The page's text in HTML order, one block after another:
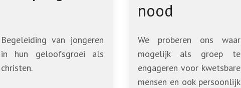
Begeleiding van jongeren
in hun geloofsgroei als
christen.
nood
We proberen ons waar
mogelijk als groep te
engageren voor kwetsbare
mensen en ook persoonlijk